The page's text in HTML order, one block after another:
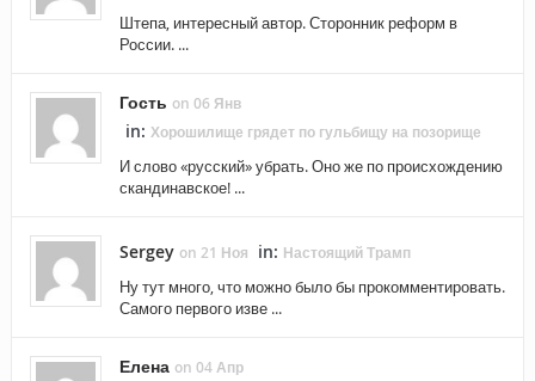
Штепа, интересный автор. Сторонник реформ в
России. ...
Гость on 06 Янв
in: Хорошилище грядет по гульбищу на позорище
И слово «русский» убрать. Оно же по происхождению
скандинавское! ...
Sergey on 21 Ноя in: Настоящий Трамп
Ну тут много, что можно было бы прокомментировать.
Самого первого изве ...
Елена on 04 Апр